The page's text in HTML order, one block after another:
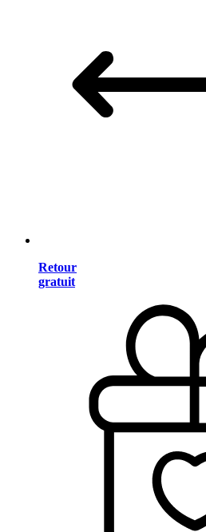
Retour
gratuit